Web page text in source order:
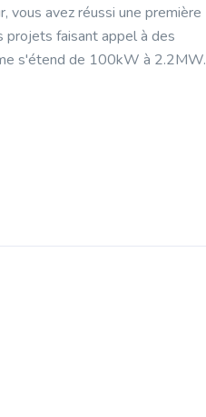
vous avez réussi une première
projets faisant appel à des
s'étend de 100kW à 2.2MW.